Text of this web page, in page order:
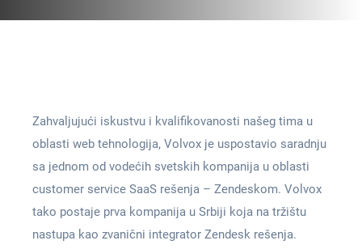
Zahvaljujući iskustvu i kvalifikovanosti našeg tima u
oblasti web tehnologija, Volvox je uspostavio saradnju
sa jednom od vodećih svetskih kompanija u oblasti
customer service SaaS rešenja – Zendeskom. Volvox
tako postaje prva kompanija u Srbiji koja na tržištu
nastupa kao zvanični integrator Zendesk rešenja.